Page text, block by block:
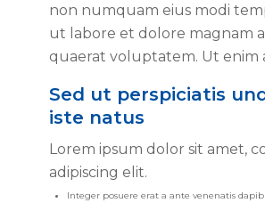
non numquam eius modi
ut labore et dolore magnam
quaerat voluptatem. Ut enim
Sed ut perspiciatis
iste natus
Lorem ipsum dolor sit amet,
adipiscing elit.
Integer posuere erat a ante venenatis